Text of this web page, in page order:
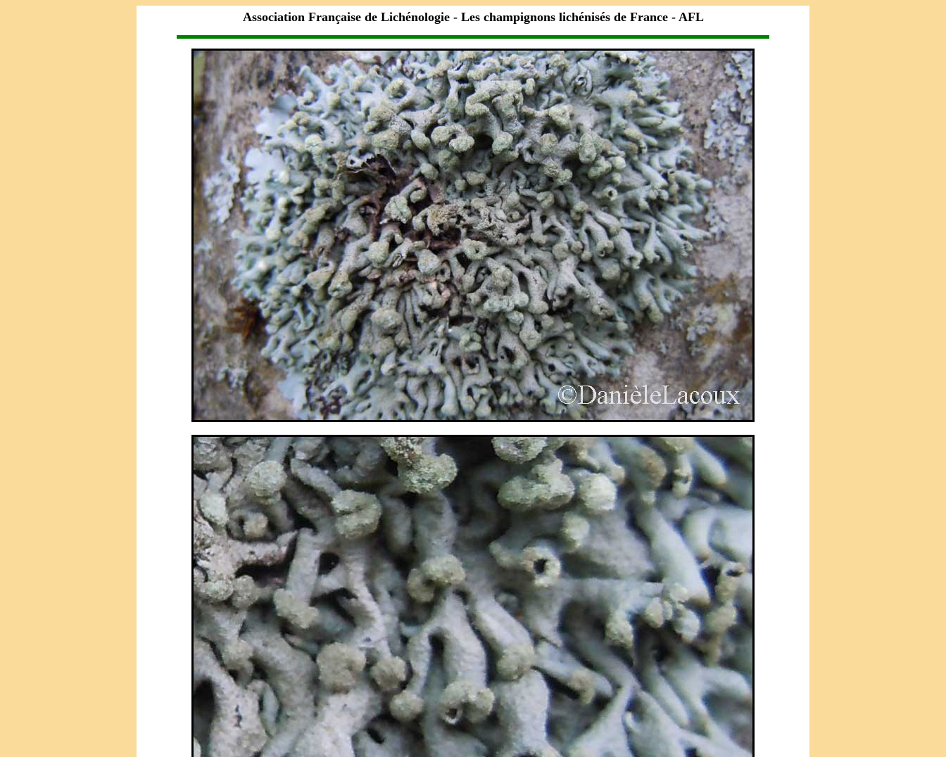
Association Française de Lichénologie- Les champignons lichénisés de France - AFL